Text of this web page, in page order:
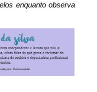
enquanto observa